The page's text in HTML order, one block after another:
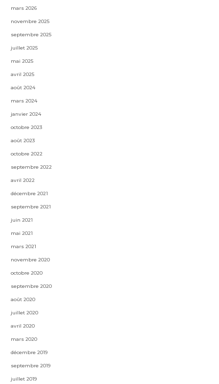
mars 2026
novembre 2025
septembre 2025
juillet 2025
mai 2025
avril 2025
août 2024
mars 2024
janvier 2024
octobre 2023
août 2023
octobre 2022
septembre 2022
avril 2022
décembre 2021
septembre 2021
juin 2021
mai 2021
mars 2021
novembre 2020
octobre 2020
septembre 2020
août 2020
juillet 2020
avril 2020
mars 2020
décembre 2019
septembre 2019
juillet 2019